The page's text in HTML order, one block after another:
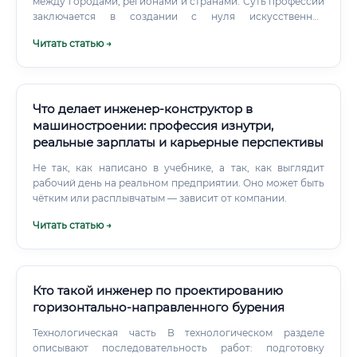
заключается в создании с нуля искусственных
тоннелей), которые позволяют преодолевать
Читать статью →
Что делает инженер-конструктор в
машиностроении: профессия изнутри,
реальные зарплаты и карьерные перспективы
Не так, как написано в учебнике, а так, как выглядит
рабочий день на реальном предприятии. Оно может быть
чётким или расплывчатым — зависит от компании.
Читать статью →
Кто такой инженер по проектированию
горизонтально-направленного бурения
Технологическая часть В технологическом разделе
описывают последовательность работ: подготовку